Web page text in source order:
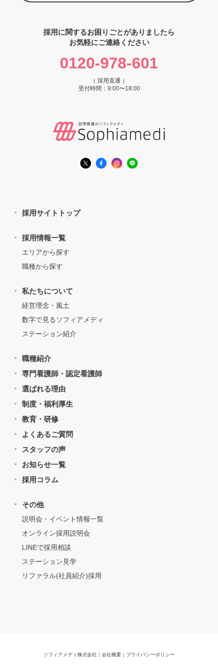
採用に関するお困りごとがありましたら
お気軽にご連絡ください
0120-978-601
（ 採用直通 ）
受付時間：9:00〜18:00
採用サイトトップ
採用情報一覧
エリアから探す
職種から探す
私たちについて
経営理念・風土
数字で見るソフィアメディ
ステーション紹介
職種紹介
専門看護師・認定看護師
選ばれる理由
制度・福利厚生
教育・研修
よくあるご質問
スタッフの声
お知らせ一覧
採用コラム
その他
説明会・イベント情報一覧
オンライン採用説明会
LINEで採用相談
ステーション見学
リファラル(社員紹介)採用
ソフィアメディ株式会社 会社概要 プライバシーポリシー